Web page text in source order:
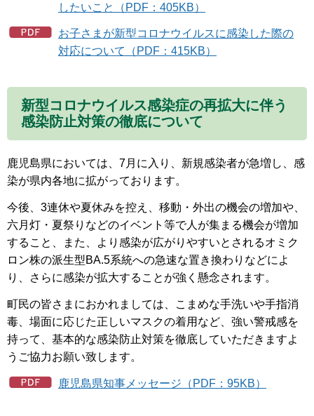
したいこと（PDF：405KB）
お子さまが新型コロナウイルスに感染した際の
対応について（PDF：415KB）
新型コロナウイルス感染症の再拡大に伴う
感染防止対策の徹底について
鹿児島県においては、7月に入り、新規感染者が急増し、感
染が県内各地に拡がっております。
今後、3連休や夏休みを控え、移動・外出の機会の増加や、
六月灯・夏祭りなどのイベント等で人が集まる機会が増加
すること、また、より感染が広がりやすいとされるオミク
ロン株の派生型BA.5系統への急速な置き換わりなどによ
り、さらに感染が拡大することが強く懸念されます。
町民の皆さまにおかれましては、こまめな手洗いや手指消
毒、場面に応じた正しいマスクの着用など、強い警戒感を
持って、基本的な感染防止対策を徹底していただきますよ
うご協力お願い致します。
鹿児島県知事メッセージ（PDF：95KB）